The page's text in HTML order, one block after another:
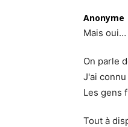
Anonyme
Mais
On parle
J'ai
Les gens
Tout à